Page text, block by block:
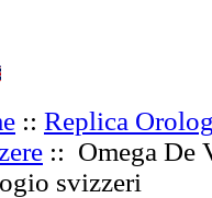
:: Replica
:: Omega De
svizzeri